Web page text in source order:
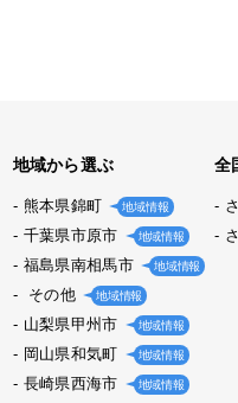
地域から選ぶ
熊本県錦町 地域情報
千葉県市原市 地域情報
福島県南相馬市 地域情報
その他 地域情報
山梨県甲州市 地域情報
岡山県和気町 地域情報
長崎県西海市 地域情報
全